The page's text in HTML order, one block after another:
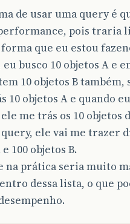
de usar uma query é
pois traria
que eu estou
busco 10 objetos A e
10 objetos B também,
10 objetos A e quando
me trás os 10 objetos
ele vai me trazer
100 objetos B.
na prática seria muito
dessa lista, o que